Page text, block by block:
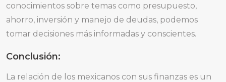
conocimientos sobre temas como presupuesto,
ahorro, inversión y manejo de deudas, podemos
tomar decisiones más informadas y conscientes.
Conclusión:
La relación de los mexicanos con sus finanzas es un